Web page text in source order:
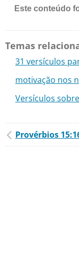
Este conteúdo
Temas
31 versículos
motivação nos
Versículos
Provérbios